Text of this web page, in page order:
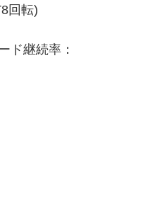
回転)
ド継続率：